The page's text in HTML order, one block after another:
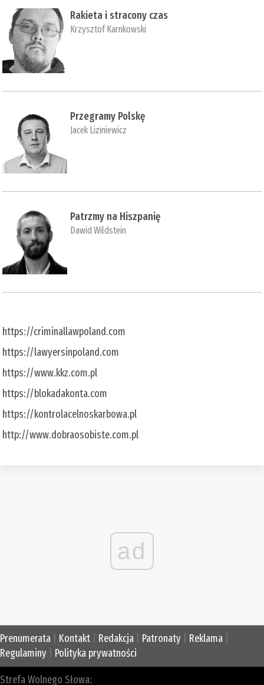
Rakieta i stracony czas
Krzysztof Karnkowski
Przegramy Polskę
Jacek Liziniewicz
Patrzmy na Hiszpanię
Dawid Wildstein
https://criminallawpoland.com
https://lawyersinpoland.com
https://www.kkz.com.pl
https://blokadakonta.com
https://kontrolacelnoskarbowa.pl
http://www.dobraosobiste.com.pl
ad
Prenumerata Kontakt Redakcja Patronaty Reklama
Regulaminy
Polityka prywatności
Strefa Wolnego Słowa: